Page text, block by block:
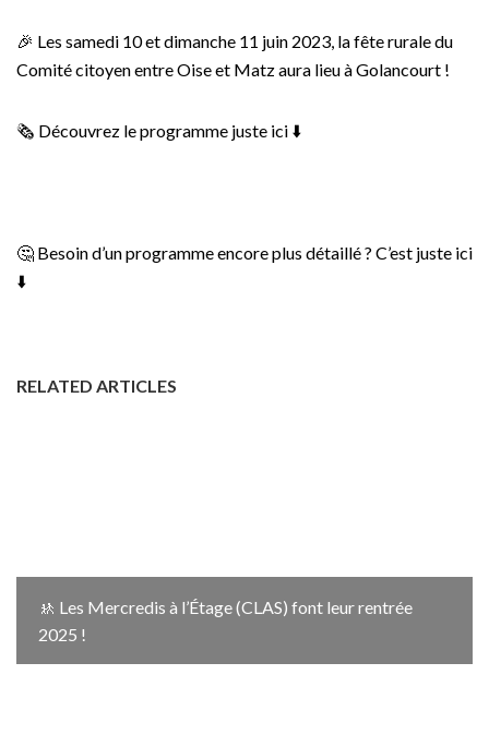
🎉 Les samedi 10 et dimanche 11 juin 2023, la fête rurale du
Comité citoyen entre Oise et Matz aura lieu à Golancourt !
🗞️ Découvrez le programme juste ici ⬇️
🤔 Besoin d’un programme encore plus détaillé ? C’est juste ici
⬇️
RELATED ARTICLES
🚸 Les Mercredis à l’Étage (CLAS) font leur rentrée
2025 !